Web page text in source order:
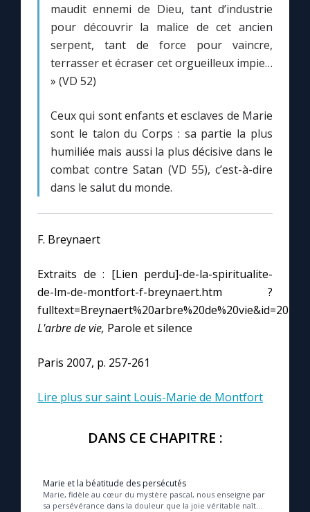
maudit ennemi de Dieu, tant d’industrie
pour découvrir la malice de cet ancien
serpent, tant de force pour vaincre,
terrasser et écraser cet orgueilleux impie…
» (VD 52)
Ceux qui sont enfants et esclaves de Marie
sont le talon du Corps : sa partie la plus
humiliée mais aussi la plus décisive dans le
combat contre Satan (VD 55), c’est-à-dire
dans le salut du monde.
F. Breynaert
Extraits de : [Lien perdu]-de-la-spiritualite-
de-lm-de-montfort-f-breynaert.htm ?
L'arbre de vie, Parole et silence
Paris 2007, p. 257-261
Lire plus sur saint Louis-Marie de Montfort
DANS CE CHAPITRE :
Marie et la béatitude des persécutés
Marie, fidèle au cœur du mystère pascal, nous enseigne par
sa persévérance dans la douleur que la joie véritable naît